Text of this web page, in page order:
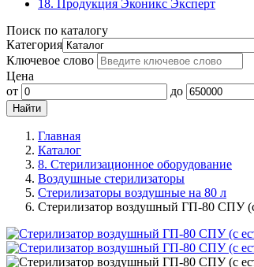
18. Продукция Эконикс Эксперт
Поиск по каталогу
Категория
Ключевое слово
Цена
от
до
Главная
Каталог
8. Стерилизационное оборудование
Воздушные стерилизаторы
Стерилизаторы воздушные на 80 л
Стерилизатор воздушный ГП-80 СПУ